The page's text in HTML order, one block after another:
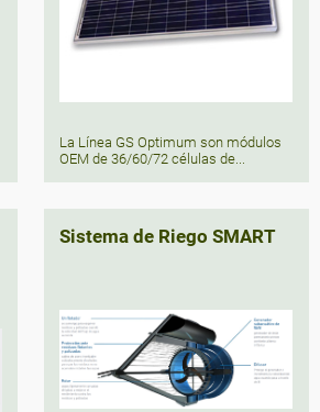
La Línea GS Optimum son módulos
OEM de 36/60/72 células de...
Sistema de Riego SMART